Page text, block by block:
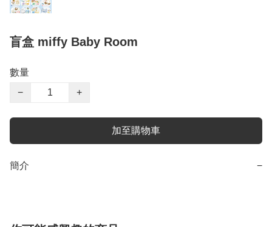
盲盒 miffy Baby Room
數量
−
+
加至購物車
簡介 −